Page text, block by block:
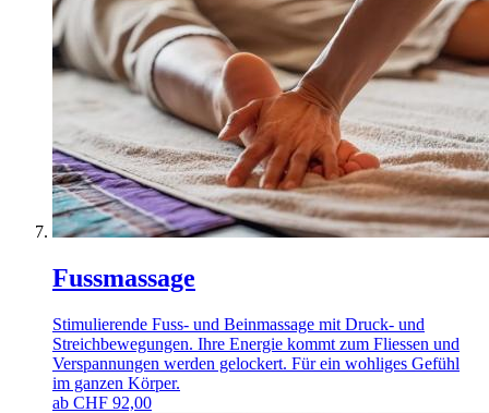
Fussmassage
Stimulierende Fuss- und Beinmassage mit Druck- und
Streichbewegungen. Ihre Energie kommt zum Fliessen und
Verspannungen werden gelockert. Für ein wohliges Gefühl
im ganzen Körper.
ab CHF 92,00